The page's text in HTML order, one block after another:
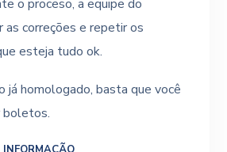
o proceso, a equipe do
as correções e repetir os
esteja tudo ok.
já homologado, basta que você
boletos.